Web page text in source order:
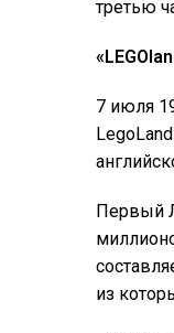
третью
«
7 июля
Первый
из